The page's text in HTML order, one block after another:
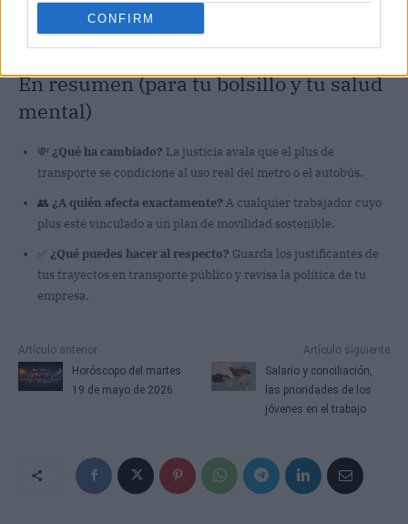
CONFIRM
En resumen (para tu bolsillo y tu salud
mental)
💸 ¿Qué ha cambiado? La justicia avala que el plus de
transporte se condicione al uso real del metro o el autobús.
👥 ¿A quién afecta exactamente? A cualquier trabajador cuyo
plus esté vinculado a un plan de movilidad sostenible.
¿Qué puedes hacer al respecto? Guarda los justificantes de
tus trayectos en transporte público y revisa la política de tu
empresa.
Artículo anterior
Horóscopo del martes
19 de mayo de 2026
Artículo siguiente
Salario y conciliación,
las prioridades de los
jóvenes en el trabajo